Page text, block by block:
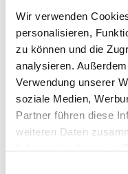
Wir verwenden
personalisieren,
zu können und die
analysieren.
Verwendung unserer
soziale Medien,
Partner führen diese
weiteren Daten
haben oder die sie im
Bürgerpreis